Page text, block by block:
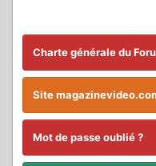
Charte générale du
Site
Mot de passe oublié ?